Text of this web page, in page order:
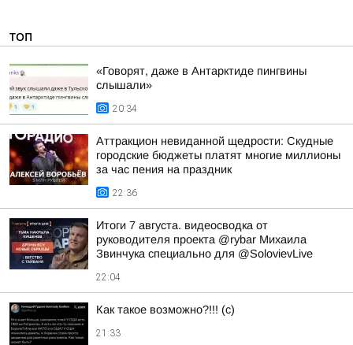
ТОП
«Говорят, даже в Антарктиде пингвины
слышали»
20:34
Аттракцион невиданной щедрости: Скудные
городские бюджеты платят многие миллионы
за час пения на праздник
22:36
Итоги 7 августа. видеосводка от
руководителя проекта @rybar Михаила
Звинчука специально для @SolovievLive
22:04
Как такое возможно?!!! (c)
21:33